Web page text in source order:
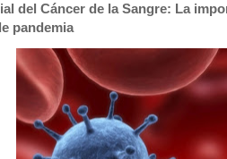
del Cáncer de la Sangre: La
pandemia